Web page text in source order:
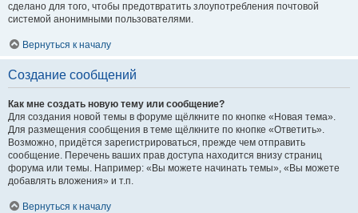
сделано для того, чтобы предотвратить злоупотребления почтовой
системой анонимными пользователями.
Вернуться к началу
Создание сообщений
Как мне создать новую тему или сообщение?
Для создания новой темы в форуме щёлкните по кнопке «Новая тема».
Для размещения сообщения в теме щёлкните по кнопке «Ответить».
Возможно, придётся зарегистрироваться, прежде чем отправить
сообщение. Перечень ваших прав доступа находится внизу страниц
форума или темы. Например: «Вы можете начинать темы», «Вы можете
добавлять вложения» и т.п.
Вернуться к началу